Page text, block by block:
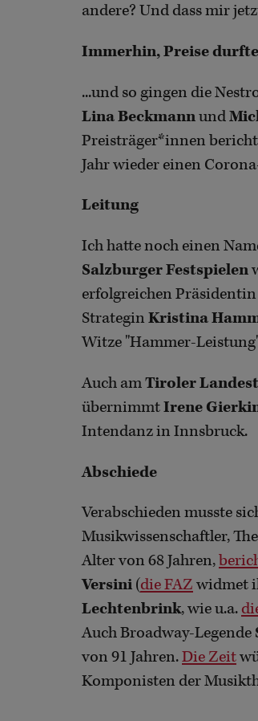
andere? Und dass mir
Immerhin, Preise
...und so gingen die
Lina Beckmannund
Preisträger*innen
Jahr wieder einen
Leitung
Ich hatte noch einen
Salzburger Festspielen
erfolgreichen Präsidentin
Strategin Kristina
Witze "Hammer-
Auch amTiroler
übernimmtIrene
Intendanz in Innsbruck.
Abschiede
Verabschieden musste
Musikwissenschaftler,
Alter von 68 Jahren,
Versini (die FAZ widmet
Lechtenbrink, wie u.a.
Auch Broadway-Legende
von 91 Jahren.Die Zeit
Komponisten der